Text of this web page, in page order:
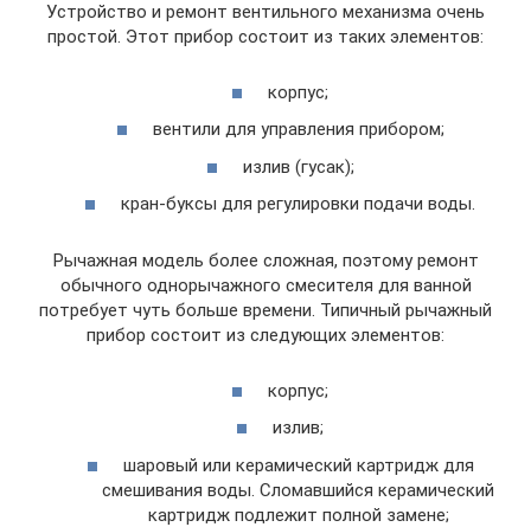
Устройство и ремонт вентильного механизма очень
простой. Этот прибор состоит из таких элементов:
корпус;
вентили для управления прибором;
излив (гусак);
кран-буксы для регулировки подачи воды.
Рычажная модель более сложная, поэтому ремонт
обычного однорычажного смесителя для ванной
потребует чуть больше времени. Типичный рычажный
прибор состоит из следующих элементов:
корпус;
излив;
шаровый или керамический картридж для
смешивания воды. Сломавшийся керамический
картридж подлежит полной замене;